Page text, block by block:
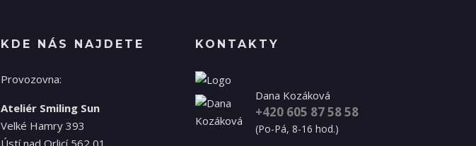
KDE NÁS NAJDETE
Provozovna:
Ateliér Smiling Sun
Velké Hamry 393
Ústí nad Orlicí 562 01
KONTAKTY
Dana Kozáková
+420 605 87 58 58
(Po-Pá, 8-16 hod.)